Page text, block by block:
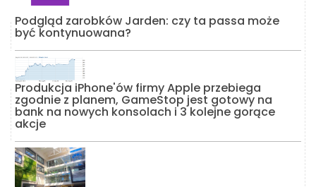
Podgląd zarobków Jarden: czy ta passa może
być kontynuowana?
Produkcja iPhone'ów firmy Apple przebiega
zgodnie z planem, GameStop jest gotowy na
bank na nowych konsolach i 3 kolejne gorące
akcje